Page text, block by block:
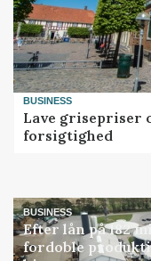
BUSINESS
Lave grisepriser
forsigtighed
BUSINESS
Efter lån på 182
fordoble